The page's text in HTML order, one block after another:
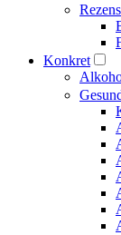
Konkret